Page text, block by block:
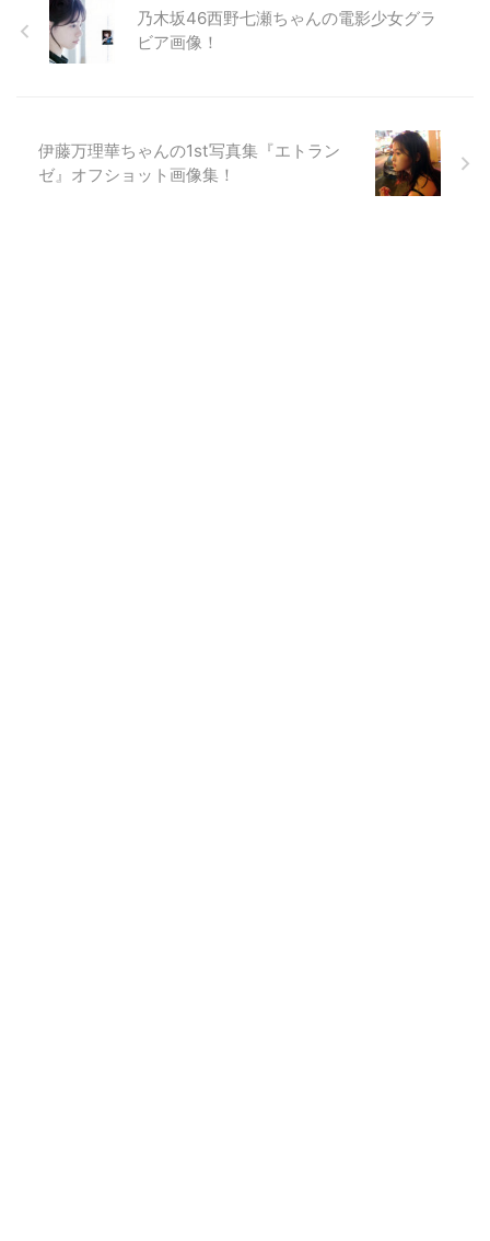
乃木坂46西野七瀬ちゃんの電影少女グラ
ビア画像！
伊藤万理華ちゃんの1st写真集『エトラン
ゼ』オフショット画像集！